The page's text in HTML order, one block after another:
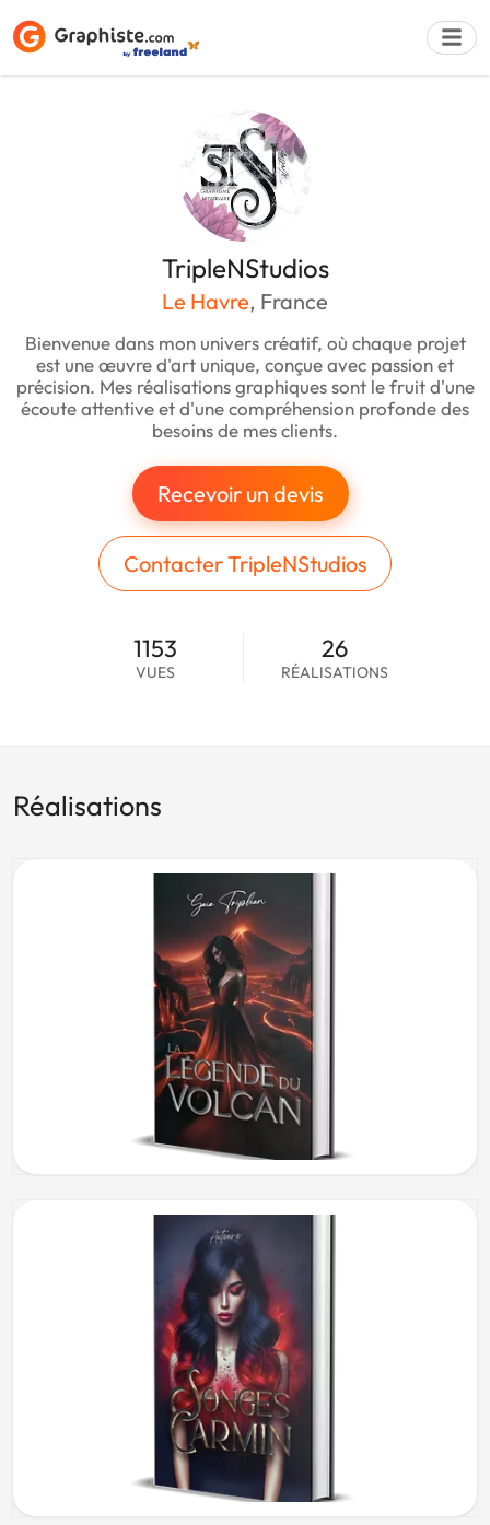
TripleNStudios
Le Havre, France
Bienvenue dans mon univers créatif, où chaque projet
est une œuvre d'art unique, conçue avec passion et
précision. Mes réalisations graphiques sont le fruit d'une
écoute attentive et d'une compréhension profonde des
besoins de mes clients.
Recevoir un devis
Contacter TripleNStudios
1153
VUES
26
RÉALISATIONS
Réalisations